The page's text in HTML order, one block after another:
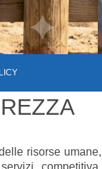
risorse umane,
competitiva,